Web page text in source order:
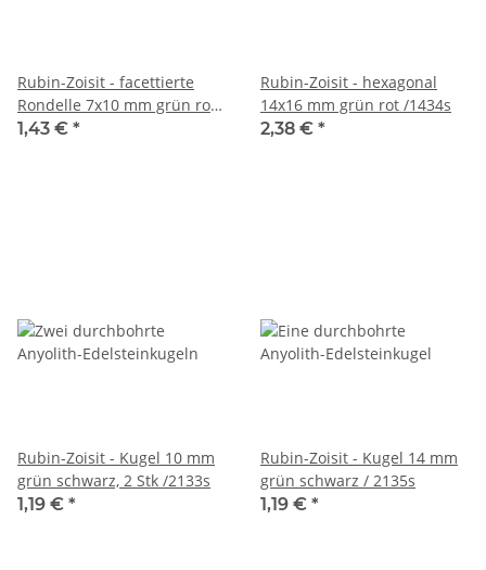
Rubin-Zoisit - facettierte
Rondelle 7x10 mm grün rot,
2 Stk /1172s
1,43 € *
Rubin-Zoisit - hexagonal
14x16 mm grün rot /1434s
2,38 € *
Rubin-Zoisit - Kugel 10 mm
grün schwarz, 2 Stk /2133s
1,19 € *
Rubin-Zoisit - Kugel 14 mm
grün schwarz / 2135s
1,19 € *